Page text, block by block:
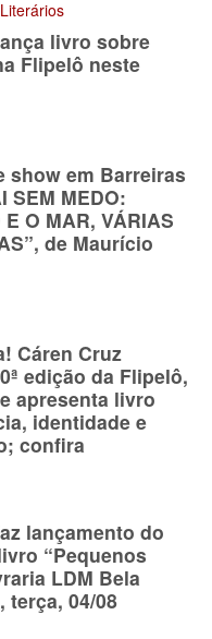
livro sobre
Flipelô neste
show em Barreiras
SEM MEDO:
O MAR, VÁRIAS
de Maurício
Cáren Cruz
edição da Flipelô,
apresenta livro
identidade e
confira
lançamento do
“Pequenos
LDM Bela
terça, 04/08